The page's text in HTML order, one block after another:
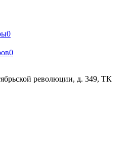
0
0
революции, д. 349, ТК